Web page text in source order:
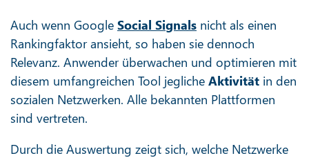
Auch wenn Google Social Signals nicht als einen
Rankingfaktor ansieht, so haben sie dennoch
Relevanz. Anwender überwachen und optimieren mit
diesem umfangreichen Tool jegliche Aktivität in den
sozialen Netzwerken. Alle bekannten Plattformen
sind vertreten.
Durch die Auswertung zeigt sich, welche Netzwerke